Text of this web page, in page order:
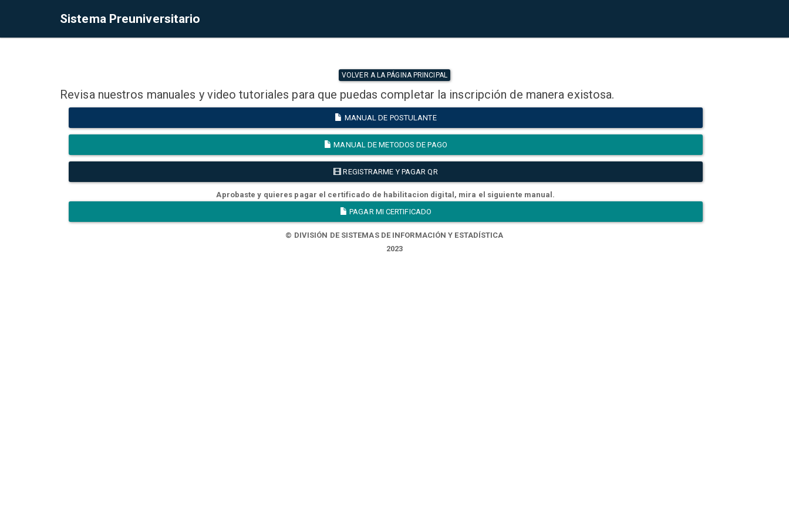
Sistema Preuniversitario
VOLVER A LA PÁGINA PRINCIPAL
Revisa nuestros manuales y video tutoriales para que puedas completar la inscripción de manera existosa.
MANUAL DE POSTULANTE
MANUAL DE METODOS DE PAGO
REGISTRARME Y PAGAR QR
Aprobaste y quieres pagar el certificado de habilitacion digital, mira el siguiente manual.
PAGAR MI CERTIFICADO
© DIVISIÓN DE SISTEMAS DE INFORMACIÓN Y ESTADÍSTICA
2023